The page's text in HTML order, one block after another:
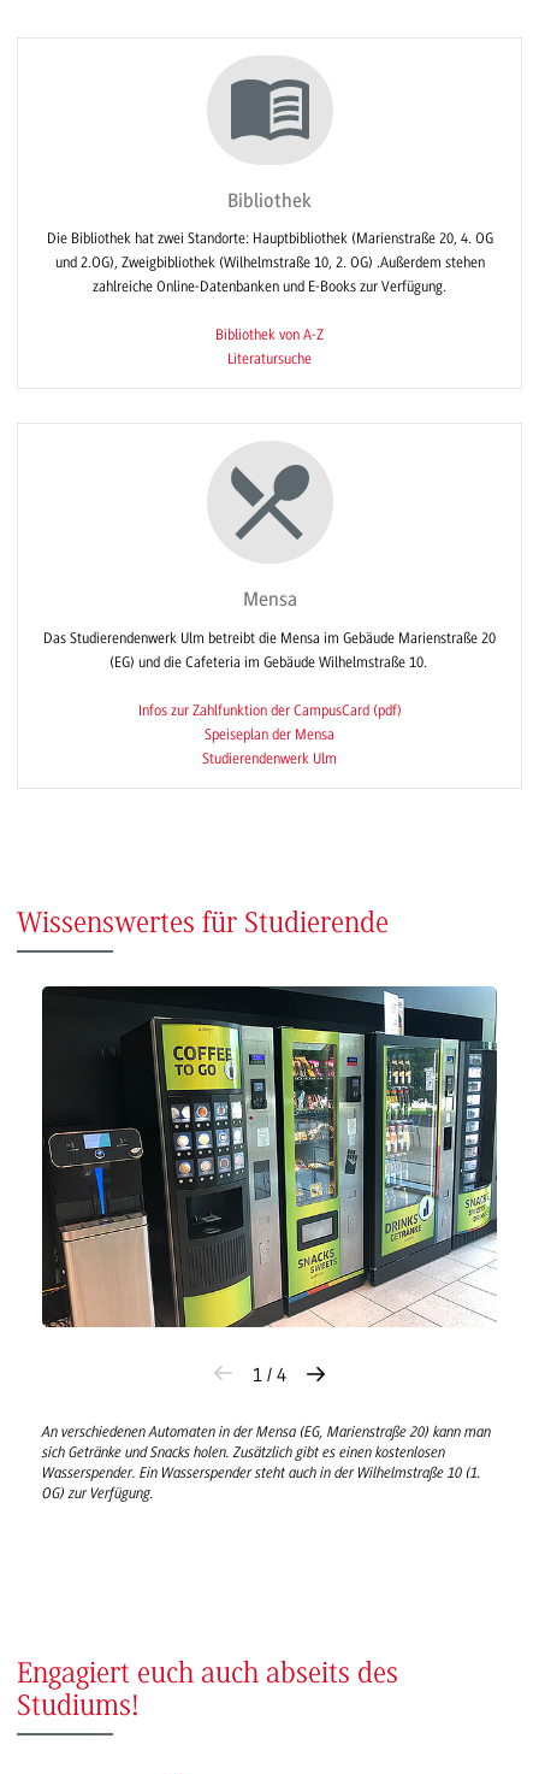
Bibliothek
Die Bibliothek hat zwei Standorte: Hauptbibliothek (Marienstraße 20, 4. OG
und 2.OG), Zweigbibliothek (Wilhelmstraße 10, 2. OG) .Außerdem stehen
zahlreiche Online-Datenbanken und E-Books zur Verfügung.
Bibliothek von A-Z
Literatursuche
Mensa
Das Studierendenwerk Ulm betreibt die Mensa im Gebäude Marienstraße 20
(EG) und die Cafeteria im Gebäude Wilhelmstraße 10.
Infos zur Zahlfunktion der CampusCard (pdf)
Speiseplan der Mensa
Studierendenwerk Ulm
Wissenswertes für Studierende
1 / 4
An verschiedenen Automaten in der Mensa (EG, Marienstraße 20) kann man
sich Getränke und Snacks holen. Zusätzlich gibt es einen kostenlosen
Wasserspender. Ein Wasserspender steht auch in der Wilhelmstraße 10 (1.
OG) zur Verfügung.
Engagiert euch auch abseits des
Studiums!